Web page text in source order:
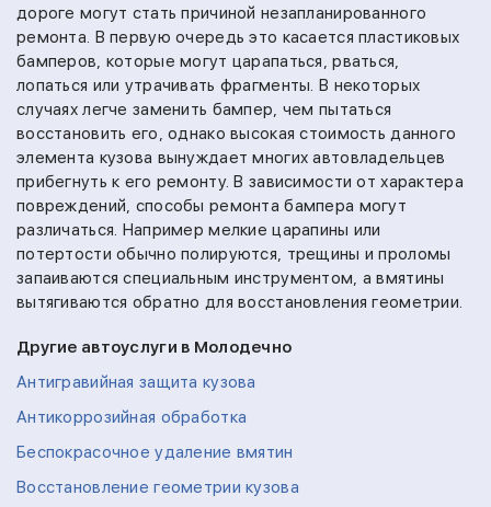
дороге могут стать причиной незапланированного
ремонта. В первую очередь это касается пластиковых
бамперов, которые могут царапаться, рваться,
лопаться или утрачивать фрагменты. В некоторых
случаях легче заменить бампер, чем пытаться
восстановить его, однако высокая стоимость данного
элемента кузова вынуждает многих автовладельцев
прибегнуть к его ремонту. В зависимости от характера
повреждений, способы ремонта бампера могут
различаться. Например мелкие царапины или
потертости обычно полируются, трещины и проломы
запаиваются специальным инструментом, а вмятины
вытягиваются обратно для восстановления геометрии.
Другие автоуслуги в Молодечно
Антигравийная защита кузова
Антикоррозийная обработка
Беспокрасочное удаление вмятин
Восстановление геометрии кузова